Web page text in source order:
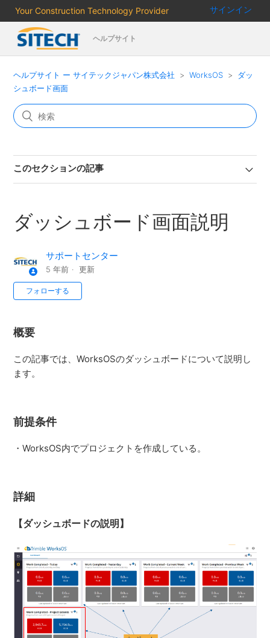
Your Construction Technology Provider サインイン
ヘルプサイト
ヘルプサイト ー サイテックジャパン株式会社 WorksOS
ダッ
シュボード画面
このセクションの記事
ダッシュボード画面説明
サポートセンター
5 年前 更新
フォローする
概要
この記事では、WorksOSのダッシュボードについて説明し
ます。
前提条件
・WorksOS内でプロジェクトを作成している。
詳細
【ダッシュボードの説明】